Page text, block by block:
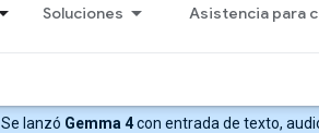
Soluciones Asistencia para
Se lanzó Gemma 4con entrada de texto,